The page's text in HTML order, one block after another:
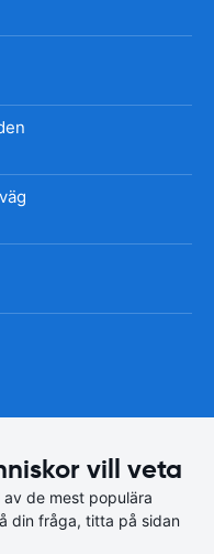
vill veta
de mest populära
din fråga, titta på sidan